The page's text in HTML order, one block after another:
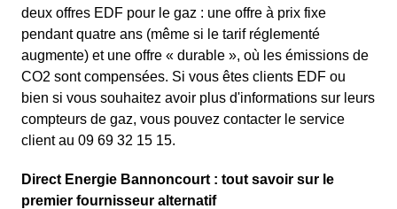
deux offres EDF pour le gaz : une offre à prix fixe
pendant quatre ans (même si le tarif réglementé
augmente) et une offre « durable », où les émissions de
CO2 sont compensées. Si vous êtes clients EDF ou
bien si vous souhaitez avoir plus d'informations sur leurs
compteurs de gaz, vous pouvez contacter le service
client au 09 69 32 15 15.
Direct Energie Bannoncourt : tout savoir sur le
premier fournisseur alternatif